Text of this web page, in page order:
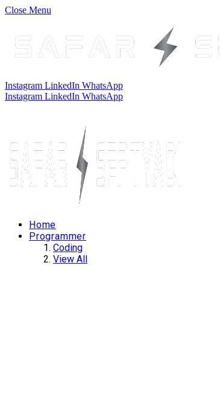
Close Menu
Instagram LinkedIn WhatsApp
Instagram LinkedIn WhatsApp
Home
Programmer
Coding
View All